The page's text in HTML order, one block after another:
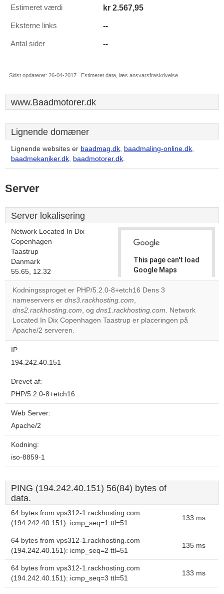
Estimeret værdi kr 2.567,95
Eksterne links --
Antal sider --
Sidst opdateret: 26-04-2017 . Estimeret data, læs ansvarsfraskrivelse.
www.Baadmotorer.dk
Lignende domæner
Lignende websites er baadmag.dk, baadmaling-online.dk,
baadmekaniker.dk, baadmotorer.dk.
Server
Server lokalisering
Network Located In Dix
Copenhagen
Taastrup
Danmark
55.65, 12.32
This page can't load
Google Maps
correctly.
own this
website?
OK
Kodningssproget er PHP/5.2.0-8+etch16 Dens 3
nameservers er dns3.rackhosting.com,
dns2.rackhosting.com, og dns1.rackhosting.com. Network
Located In Dix Copenhagen Taastrup er placeringen på
Apache/2 serveren.
IP:
194.242.40.151
Drevet af:
PHP/5.2.0-8+etch16
Web Server:
Apache/2
Kodning:
iso-8859-1
PING (194.242.40.151) 56(84) bytes of
data.
64 bytes from vps312-1.rackhosting.com
(194.242.40.151): icmp_seq=1 ttl=51
133 ms
64 bytes from vps312-1.rackhosting.com
(194.242.40.151): icmp_seq=2 ttl=51
135 ms
64 bytes from vps312-1.rackhosting.com
(194.242.40.151): icmp_seq=3 ttl=51
133 ms